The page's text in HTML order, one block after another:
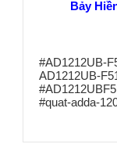
Bảy
#AD1212UB-
AD1212UB-
#quat-adda-